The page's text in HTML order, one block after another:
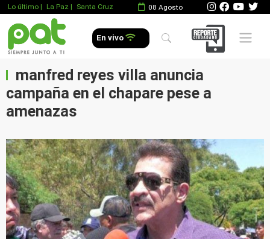
Lo último | La Paz | Santa Cruz 08 Agosto
En vivo Mobile
manfred reyes villa anuncia
campaña en el chapare pese a
amenazas